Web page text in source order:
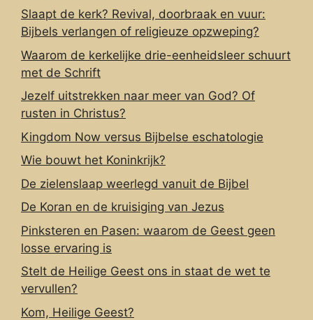
Slaapt de kerk? Revival, doorbraak en vuur:
Bijbels verlangen of religieuze opzweping?
Waarom de kerkelijke drie-eenheidsleer schuurt
met de Schrift
Jezelf uitstrekken naar meer van God? Of
rusten in Christus?
Kingdom Now versus Bijbelse eschatologie
Wie bouwt het Koninkrijk?
De zielenslaap weerlegd vanuit de Bijbel
De Koran en de kruisiging van Jezus
Pinksteren en Pasen: waarom de Geest geen
losse ervaring is
Stelt de Heilige Geest ons in staat de wet te
vervullen?
Kom, Heilige Geest?